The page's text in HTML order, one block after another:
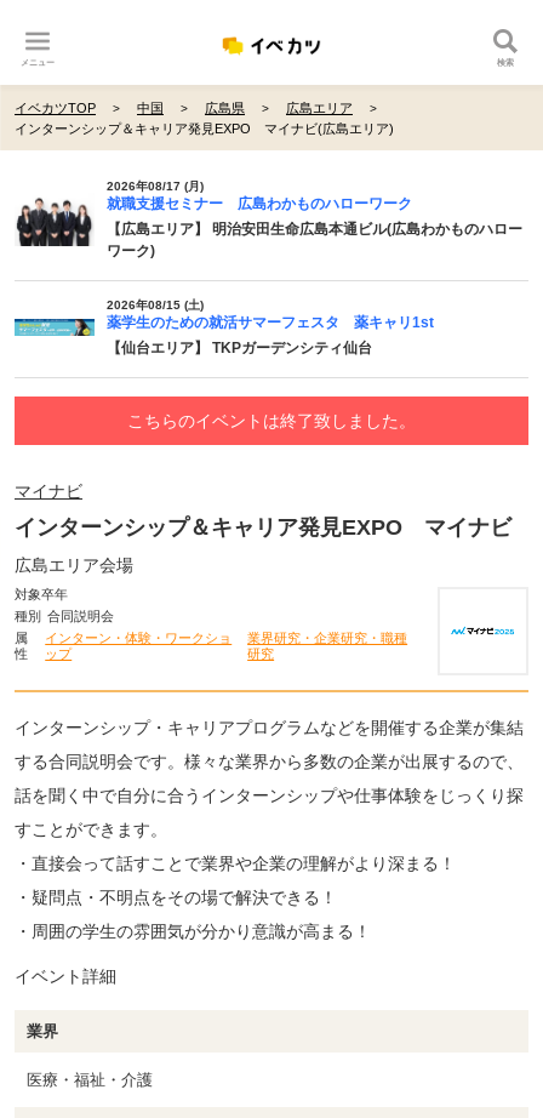
メニュー 検索
イベカツTOP 中国 広島県
広島エリア
インターンシップ＆キャリア発見EXPO マイナビ(広島エリア)
2026年08/17 (月)
就職支援セミナー 広島わかものハローワーク
【広島エリア】 明治安田生命広島本通ビル(広島わかものハロー
ワーク)
2026年08/15 (土)
薬学生のための就活サマーフェスタ 薬キャリ1st
【仙台エリア】 TKPガーデンシティ仙台
こちらのイベントは終了致しました。
マイナビ
インターンシップ＆キャリア発見EXPO マイナビ
広島エリア会場
対象卒年
種別 合同説明会
属
性
インターン・体験・ワークショ
ップ
業界研究・企業研究・職種
研究
インターンシップ・キャリアプログラムなどを開催する企業が集結
する合同説明会です。様々な業界から多数の企業が出展するので、
話を聞く中で自分に合うインターンシップや仕事体験をじっくり探
すことができます。
・直接会って話すことで業界や企業の理解がより深まる！
・疑問点・不明点をその場で解決できる！
・周囲の学生の雰囲気が分かり意識が高まる！
イベント詳細
業界
医療・福祉・介護